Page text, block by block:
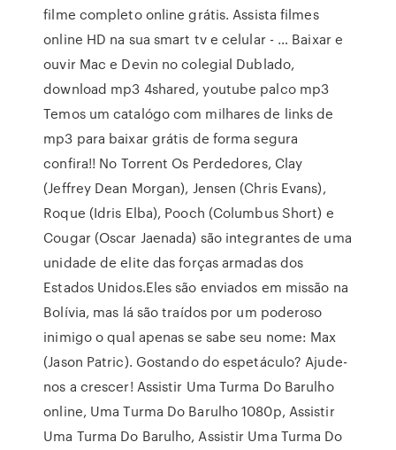
filme completo online grátis. Assista filmes
online HD na sua smart tv e celular - … Baixar e
ouvir Mac e Devin no colegial Dublado,
download mp3 4shared, youtube palco mp3
Temos um catalógo com milhares de links de
mp3 para baixar grátis de forma segura
confira!! No Torrent Os Perdedores, Clay
(Jeffrey Dean Morgan), Jensen (Chris Evans),
Roque (Idris Elba), Pooch (Columbus Short) e
Cougar (Oscar Jaenada) são integrantes de uma
unidade de elite das forças armadas dos
Estados Unidos.Eles são enviados em missão na
Bolívia, mas lá são traídos por um poderoso
inimigo o qual apenas se sabe seu nome: Max
(Jason Patric). Gostando do espetáculo? Ajude-
nos a crescer! Assistir Uma Turma Do Barulho
online, Uma Turma Do Barulho 1080p, Assistir
Uma Turma Do Barulho, Assistir Uma Turma Do